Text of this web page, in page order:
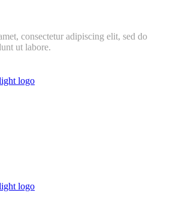
consectetur adipiscing elit, sed do
ut labore.